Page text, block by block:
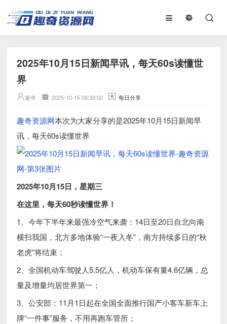
2025年10月15日新闻早讯，每天60s读懂世
界
趣奇 2025-10-15 08:30:02 每日分享
趣奇资源网本次为大家分享的是2025年10月15日新闻早
讯，每天60s读懂世界
2025年10月15日，星期三
在这里，每天60秒读懂世界！
1、今年下半年来最强冷空气来袭：14日至20日自北向南
横扫我国，北方多地体验“一夜入冬”，南方持续多日的“秋
老虎”将结束；
2、全国机动车驾驶人5.5亿人，机动车保有量4.6亿辆，总
量及增量均居世界第一；
3、公安部：11月1日起在全国全面推行国产小客车新车上
牌“一件事”服务，不用再跑车管所；